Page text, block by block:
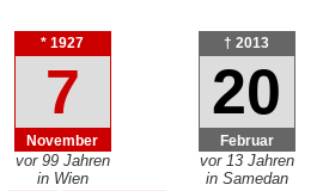
* 1927
7
November
vor 99 Jahren
in Wien
† 2013
20
Februar
vor 13 Jahren
in Samedan